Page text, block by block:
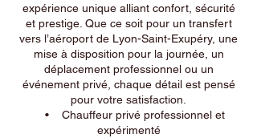
expérience unique alliant confort, sécurité
et prestige. Que ce soit pour un transfert
vers l’aéroport de Lyon-Saint-Exupéry, une
mise à disposition pour la journée, un
déplacement professionnel ou un
événement privé, chaque détail est pensé
pour votre satisfaction.
• Chauffeur privé professionnel et
expérimenté